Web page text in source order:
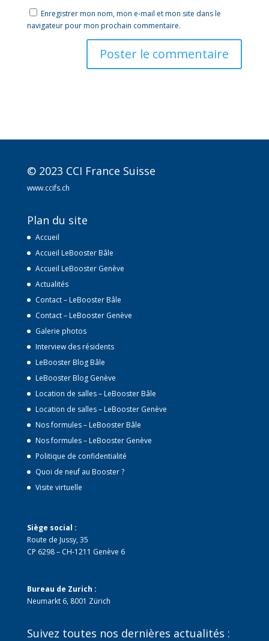
Enregistrer mon nom, mon e-mail et mon site dans le
navigateur pour mon prochain commentaire.
i© 2023 CCI France Suisse
www.ccifs.ch
Plan du site
Accueil
Accueil LeBooster Bâle
Accueil LeBooster Genève
Actualités
Contact – LeBooster Bâle
Contact – LeBooster Genève
Galerie photos
Interview des résidents
LeBooster Blog Bâle
LeBooster Blog Genève
Location de salles – LeBooster Bâle
Location de salles – LeBooster Genève
Nos formules – LeBooster Bâle
Nos formules – LeBooster Genève
Politique de confidentialité
Quoi de neuf au Booster ?
Visite virtuelle
Siège social :
Route de Jussy, 35
CP 6298 – CH-1211 Genève 6
Bureau de Zurich :
Neumarkt 6, 8001 Zürich
Suivez toutes nos dernières actualités :